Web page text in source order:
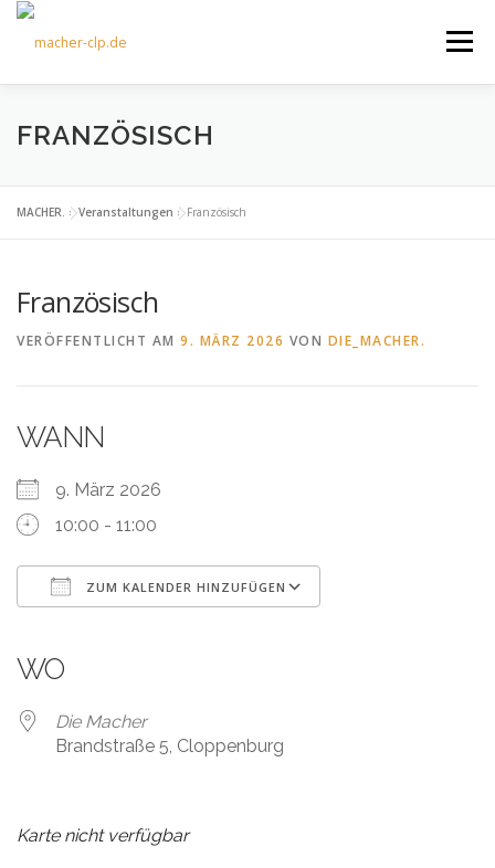
Zum
springen
Menü
ÜBER UNS KULTOURFAHRTEN
TERMINE ANGEBOTE
KONTAKT
FRANZÖSISCH
MACHER. »Veranstaltungen »Französisch
Französisch
VERÖFFENTLICHT AM 9. MÄRZ 2026 VON DIE_MACHER.
WANN
9. März 2026
10:00 - 11:00
ZUM KALENDER HINZUFÜGEN
WO
Die Macher
Brandstraße 5, Cloppenburg
Karte nicht verfügbar